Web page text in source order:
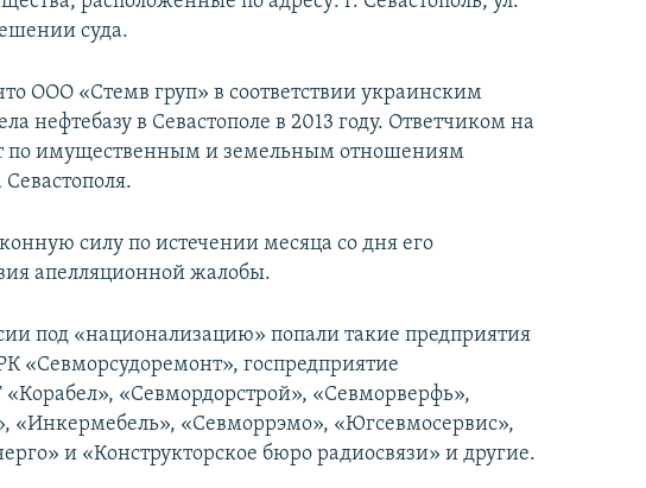
суда.
ООО «Стемв груп» в соответствии украинским
нефтебазу в Севастополе в 2013 году. Ответчиком на
по имущественным и земельным отношениям
Севастополя.
силу по истечении месяца со дня его
апелляционной жалобы.
под «национализацию» попали такие предприятия
«Севморсудоремонт», госпредприятие
«Севмордорстрой», «Севморверфь»,
«Инкермебель», «Севморрэмо», «Югсевмосервис»,
и «Конструкторское бюро радиосвязи» и другие.